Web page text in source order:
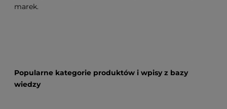
marek.
Popularne kategorie produktów i wpisy z bazy
wiedzy